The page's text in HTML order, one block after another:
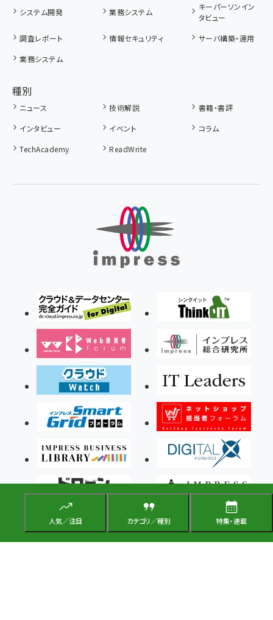
人気／注目 カテゴリ／種別 特集・連載
システム開発 業務システム
キーパーソンイン
タビュー
調査レポート
情報セキュリティ
サーバ構築・運用
業務システム
種別
ニュース 技術解説
書籍・書評
インタビュー
イベント
コラム
TechAcademy
ReadWrite